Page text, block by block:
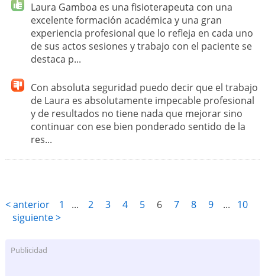
Laura Gamboa es una fisioterapeuta con una
excelente formación académica y una gran
experiencia profesional que lo refleja en cada uno
de sus actos sesiones y trabajo con el paciente se
destaca p...
Con absoluta seguridad puedo decir que el trabajo
de Laura es absolutamente impecable profesional
y de resultados no tiene nada que mejorar sino
continuar con ese bien ponderado sentido de la
res...
< anterior 1 ... 2 3 4 56 7 8 9 ... 10
siguiente >
Publicidad